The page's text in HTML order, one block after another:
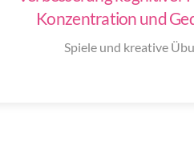
Konzentration und
Spiele und kreative